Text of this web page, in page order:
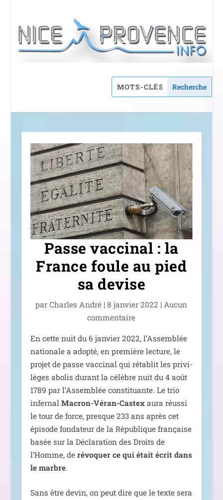
Passe vaccinal : la
France foule au pied
sa devise
parCharles André |8 jan­vier 2022 |Aucun
com­men­taire
En cette nuit du 6 jan­vier 2022, l’Assemblée
natio­nale a adop­té, en pre­mière lec­ture, le
pro­jet de passe vac­ci­nal qui réta­blit les pri­vi­
lèges abo­lis durant la célèbre nuit du 4 août
1789 par l’Assemblée consti­tuante. Le trio
infer­nal Macron-Véran-Castexaura réus­si
le tour de force, presque 233 ans après cet
épi­sode fon­da­teur de la République fran­çaise
basée sur la Déclaration des Droits de
l’Homme, de révo­quer ce qui était écrit dans
le marbre.
Sans être devin, on peut dire que le texte sera